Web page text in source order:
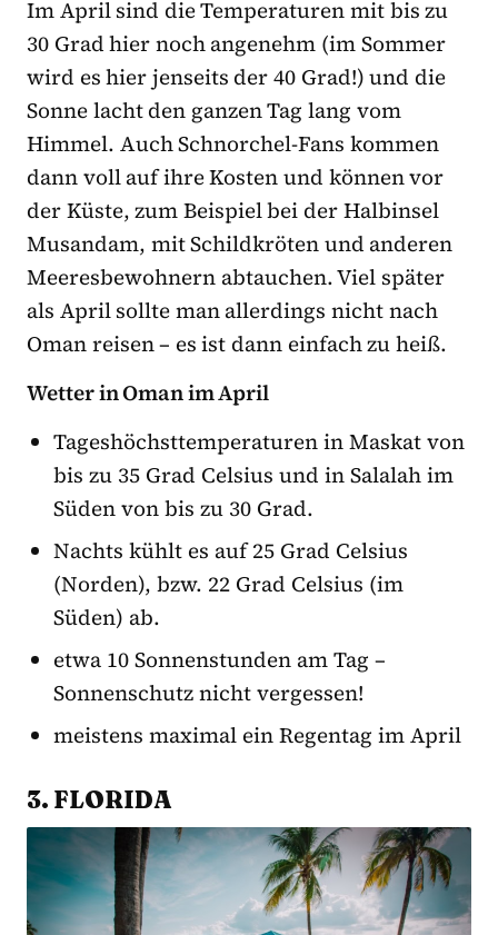
Im April sind die Temperaturen mit bis zu
30 Grad hier noch angenehm (im Sommer
wird es hier jenseits der 40 Grad!) und die
Sonne lacht den ganzen Tag lang vom
Himmel. Auch Schnorchel-Fans kommen
dann voll auf ihre Kosten und können vor
der Küste, zum Beispiel bei der Halbinsel
Musandam, mit Schildkröten und anderen
Meeresbewohnern abtauchen. Viel später
als April sollte man allerdings nicht nach
Oman reisen – es ist dann einfach zu heiß.
Wetter in Oman im April
Tageshöchsttemperaturen in Maskat von
bis zu 35 Grad Celsius und in Salalah im
Süden von bis zu 30 Grad.
Nachts kühlt es auf 25 Grad Celsius
(Norden), bzw. 22 Grad Celsius (im
Süden) ab.
etwa 10 Sonnenstunden am Tag –
Sonnenschutz nicht vergessen!
meistens maximal ein Regentag im April
3. FLORIDA